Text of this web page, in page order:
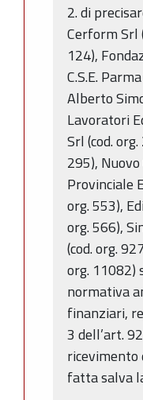
2. di
Cerform Srl
124),
C.S.E.
Alberto
Lavoratori
Srl (cod.
295),
Provinciale
org. 553),
org. 566),
(cod. org.
org. 11082)
normativa
finanziari,
3 dell’art.
fatta salva